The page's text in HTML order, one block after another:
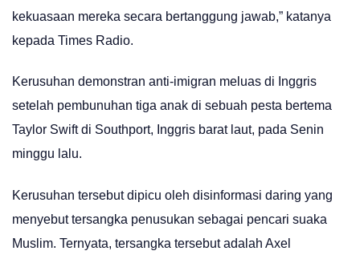
kekuasaan mereka secara bertanggung jawab,” katanya
kepada Times Radio.
Kerusuhan demonstran anti-imigran meluas di Inggris
setelah pembunuhan tiga anak di sebuah pesta bertema
Taylor Swift di Southport, Inggris barat laut, pada Senin
minggu lalu.
Kerusuhan tersebut dipicu oleh disinformasi daring yang
menyebut tersangka penusukan sebagai pencari suaka
Muslim. Ternyata, tersangka tersebut adalah Axel